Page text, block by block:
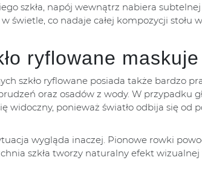
szkła, napój wewnątrz nabiera
świetle, co nadaje całej kompozycji stołu
ryflowane
szkło ryflowane posiada także bardzo
oraz osadów z wody. W przypadku
widoczny, ponieważ światło odbija się od
wygląda inaczej. Pionowe rowki
szkła tworzy naturalny efekt